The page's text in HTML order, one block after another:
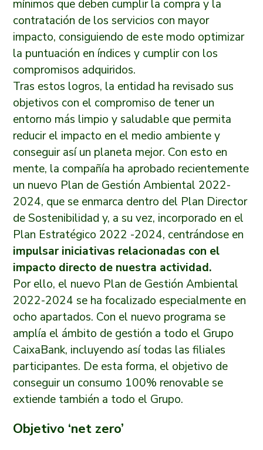
mínimos que deben cumplir la compra y la
contratación de los servicios con mayor
impacto, consiguiendo de este modo optimizar
la puntuación en índices y cumplir con los
compromisos adquiridos.
Tras estos logros, la entidad ha revisado sus
objetivos con el compromiso de tener un
entorno más limpio y saludable que permita
reducir el impacto en el medio ambiente y
conseguir así un planeta mejor. Con esto en
mente, la compañía ha aprobado recientemente
un nuevo Plan de Gestión Ambiental 2022-
2024, que se enmarca dentro del Plan Director
de Sostenibilidad y, a su vez, incorporado en el
Plan Estratégico 2022 -2024, centrándose en
impulsar iniciativas relacionadas con el
impacto directo de nuestra actividad.
Por ello, el nuevo Plan de Gestión Ambiental
2022-2024 se ha focalizado especialmente en
ocho apartados. Con el nuevo programa se
amplía el ámbito de gestión a todo el Grupo
CaixaBank, incluyendo así todas las filiales
participantes. De esta forma, el objetivo de
conseguir un consumo 100% renovable se
extiende también a todo el Grupo.
Objetivo ‘net zero’